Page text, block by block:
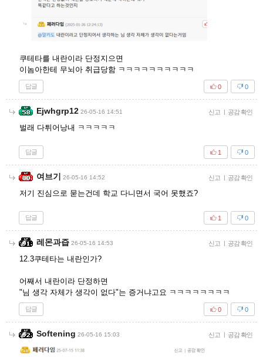
쿠테타를 내란이라 단정지으면
이놈아한테 무뇌아 취급당함 ㅋㅋㅋㅋㅋㅋㅋㅋㅋㅋ
답글 0
0
Ejwhgrp12 26-05-16 14:51 신고 | 공감 확인
벌래 다튀어낭내 ㅋㅋㅋㅋㅋ
답글 0
1
여브기 26-05-16 14:52 신고 | 공감 확인
저기 진심으로 묻는건데 학교 다니면서 국어 못했죠?
답글 0
1
레몬과즙 26-05-16 14:53 신고 | 공감 확인
12.3쿠테타는 내란인가?
어째서 내란이라 단정하면
"님 생각 자체가 생각이 없다"는 증거냐고요 ㅋㅋㅋㅋㅋㅋㅋㅋ
답글 0
0
Softening 26-05-16 15:03 신고 | 공감 확인